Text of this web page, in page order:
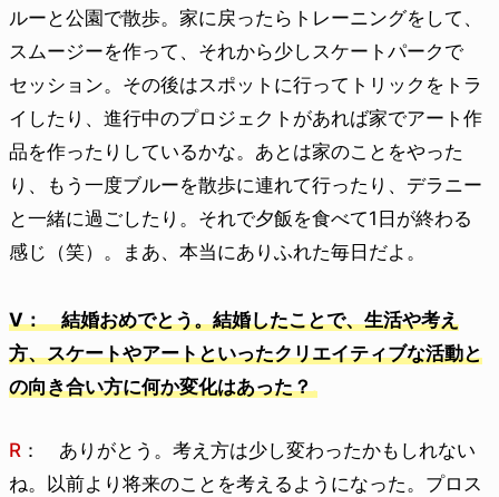
ルーと公園で散歩。家に戻ったらトレーニングをして、
スムージーを作って、それから少しスケートパークで
セッション。その後はスポットに行ってトリックをトラ
イしたり、進行中のプロジェクトがあれば家でアート作
品を作ったりしているかな。あとは家のことをやった
り、もう一度ブルーを散歩に連れて行ったり、デラニー
と一緒に過ごしたり。それで夕飯を食べて1日が終わる
感じ（笑）。まあ、本当にありふれた毎日だよ。
V： 結婚おめでとう。結婚したことで、生活や考え
方、スケートやアートといったクリエイティブな活動と
の向き合い方に何か変化はあった？
R ： ありがとう。考え方は少し変わったかもしれない
ね。以前より将来のことを考えるようになった。プロス